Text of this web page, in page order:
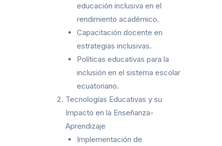
educación inclusiva en el
rendimiento académico.
Capacitación docente en
estrategias inclusivas.
Políticas educativas para la
inclusión en el sistema escolar
ecuatoriano.
Tecnologías Educativas y su
Impacto en la Enseñanza-
Aprendizaje
Implementación de